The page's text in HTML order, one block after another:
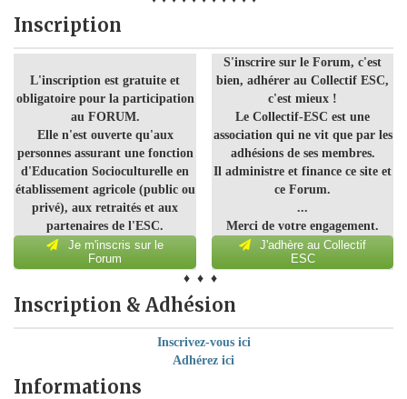
Inscription
L'inscription est gratuite et
obligatoire pour la participation
au FORUM.
Elle n'est ouverte qu'aux
personnes assurant une fonction
d'Education Socioculturelle en
établissement agricole (public ou
privé), aux retraités et aux
partenaires de l'ESC.
Je m'inscris sur le
Forum
S'inscrire sur le Forum, c'est
bien, adhérer au Collectif ESC,
c'est mieux !
Le Collectif-ESC est une
association qui ne vit que par les
adhésions de ses membres.
Il administre et finance ce site et
ce Forum.
...
Merci de votre engagement.
J'adhère au Collectif
ESC
♦ ♦ ♦
Inscription & Adhésion
Inscrivez-vous ici
Adhérez ici
Informations